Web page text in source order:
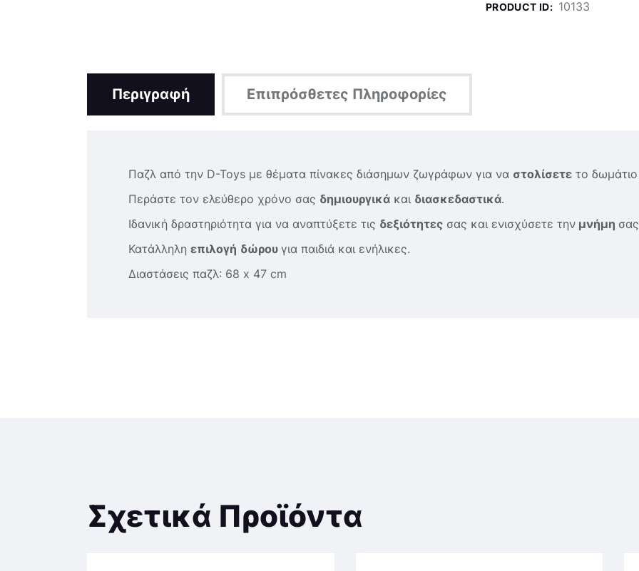
PRODUCT ID: 10133
Περιγραφή Επιπρόσθετες Πληροφορίες
Παζλ από την D-Toys με θέματα πίνακες διάσημων ζωγράφων για να στολίσετετο
Περάστε τον ελεύθερο χρόνο σας δημιουργικάκαι διασκεδαστικά.
Ιδανική δραστηριότητα για να αναπτύξετε τις δεξιότητεςσας και ενισχύσετε τηνμνήμη σας
Κατάλληλη επιλογή δώρου για παιδιά και ενήλικες.
Διαστάσεις παζλ: 68 x 47 cm
Σχετικά Προϊόντα